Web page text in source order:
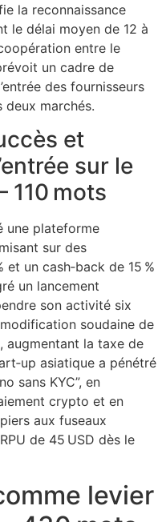
la reconnaissance
le délai moyen de 12 à
entre le
un cadre de
des fournisseurs
deux marchés.
et
sur le
110 mots
une plateforme
sur des
un cash‑back de 15 %
un lancement
son activité six
soudaine de
augmentant la taxe de
asiatique a pénétré
sans KYC”, en
crypto et en
aux fuseaux
de 45 USD dès le
levier